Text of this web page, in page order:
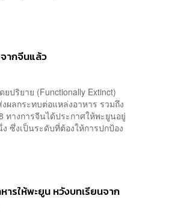
ากจีนแล้ว
ปริยาย (Functionally Extinct)
ผลกระทบต่อแหล่งอาหาร รวมถึง
างการจีนได้ประกาศให้พะยูนอยู่
ซึ่งเป็นระดับที่ต้องให้การปกป้อง
รให้พะยูน หวังบทเรียนจาก